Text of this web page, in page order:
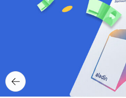
뒤로가
기